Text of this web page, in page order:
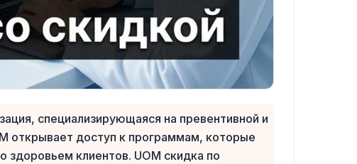
специализирующаяся на превентивной и
открывает доступ к программам, которые
клиентов. UOM скидка по